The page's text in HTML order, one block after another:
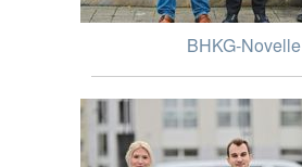
BHKG-Novelle